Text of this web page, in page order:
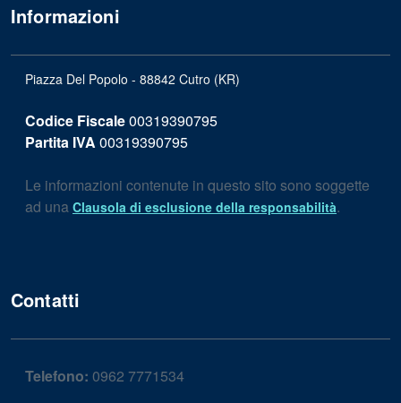
Informazioni
Piazza Del Popolo - 88842 Cutro (KR)
Codice Fiscale00319390795
Partita IVA 00319390795
Le informazioni contenute in questo sito sono soggette
ad una Clausola di esclusione della responsabilità.
Contatti
Telefono: 0962 7771534